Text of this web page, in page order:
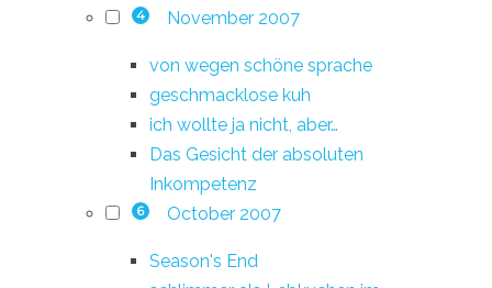
4 November 2007
von wegen schöne sprache
geschmacklose kuh
ich wollte ja nicht, aber…
Das Gesicht der absoluten
Inkompetenz
6 October 2007
Season's End